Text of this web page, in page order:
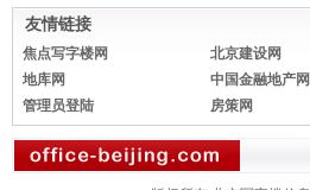
友情链接
焦点写字楼网 北京建设网
地库网
中国金融地产网
管理员登陆
房策网